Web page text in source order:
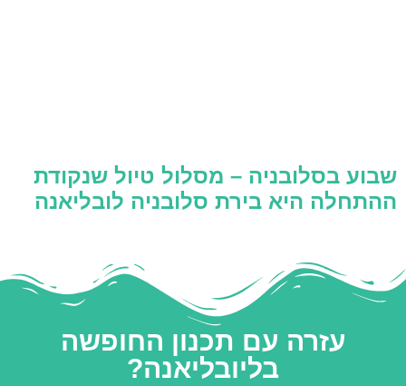
שבוע בסלובניה – מסלול טיול שנקודת
ההתחלה היא בירת סלובניה לובליאנה
עזרה עם תכנון החופשה
בליובליאנה?